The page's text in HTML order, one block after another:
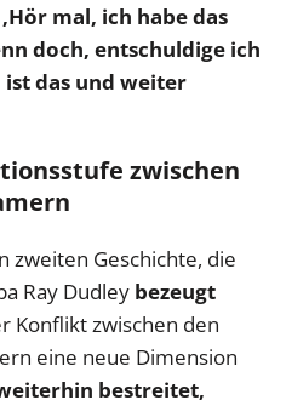
mal, ich habe das
doch, entschuldige ich
ist das und weiter
zwischen
zweiten Geschichte, die
Ray Dudley bezeugt
Konflikt zwischen den
eine neue Dimension
bestreitet,